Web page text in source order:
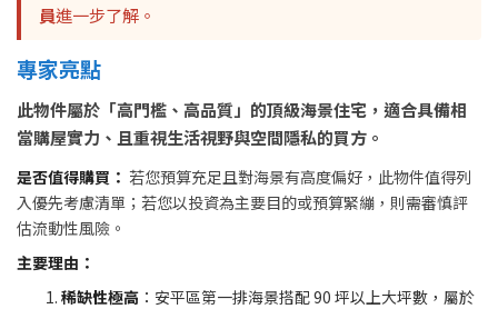
員進一步了解。
專家亮點
此物件屬於「高門檻、高品質」的頂級海景住宅，適合具備相
當購屋實力、且重視生活視野與空間隱私的買方。
是否值得購買： 若您預算充足且對海景有高度偏好，此物件值得列
入優先考慮清單；若您以投資為主要目的或預算緊繃，則需審慎評
估流動性風險。
主要理由：
稀缺性極高 ：安平區第一排海景搭配 90 坪以上大坪數，屬於